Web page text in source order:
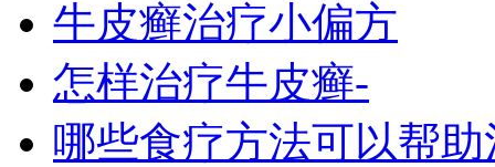
牛皮癣治疗小偏方
怎样治疗牛皮癣-
哪些食疗方法可以帮助